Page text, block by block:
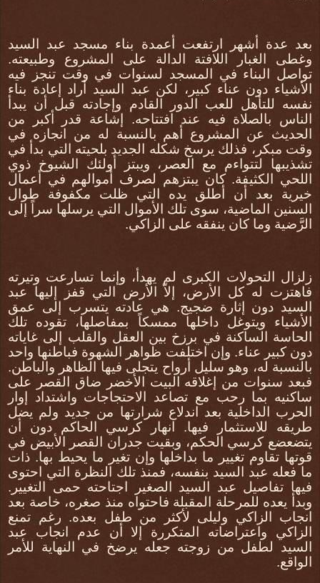
بعد عدة أشهر ارتفعت أعمدة بناء مسجد عبد السيد
وغطى الغبار اللافتة الدالة على المشروع وطبيعته.
تواصل البناء في المسجد لسنوات في وقت تنجز فيه
الأشياء دون عناء كبير، لكن عبد السيد أراد إعادة بناء
نفسه للتأهل للعب الدور القادم وإجادته قبل أن يبدأ
الناس بالصلاة فيه عند افتتاحه. إشاعة قدر أكبر من
الحديث عن المشروع أهم بالنسبة له من انجازه في
وقت مبكر، فذلك يرسخ شكله الجديد بلحيته التي بدأ في
تشذيبها لتتواءم مع العصر، ويبتز أولئك الشيوخ ذوي
اللحي الكثيفة. كان يبتزهم لصرف أموالهم في أعمال
خيرية بعد أن أطلق يده التي ظلت مكفوفة طوال
السنين الماضية، سوى تلك الأموال التي يرسلها سراً إلى
الرَّضية وما كان ينفقه على الزاكي.
زلزال التحولات الكبرى لم يهدأ، وإنما تسارعت وتيرته
فاهتزت له كل الأرض، إلاّ الأرض التي قفز إليها عبد
السيد دون إثارة ضجيج. هي عادته يتسرب إلى عمق
الأشياء ويتوغل داخلها ممسكاً بمفاصلها، تقوده تلك
الحاسة الساكنة في برزخ بين العقل والقلب إلى غاياته
دون كبير عناء. وإن اختلفت ظواهر الشهوة فباطنها واحد
بالنسبة له، وهو سليل أرواح يتجلى فيها الظاهر والباطن.
فبعد سنوات من إغلاقه البيت الأخضر ضاق القصر على
ساكنيه بما رحب مع تصاعد الاحتجاجات واشتداد إوار
الحرب الداخلية بعد اندلاع شرارتها من جديد ولم يضل
طريقه للاستثمار فيها. انهار كرسي الحاكم دون أن
يتضعضع كرسي الحكم، وبقيت جدران القصر الأبيض في
قوتها تقاوم تغيير ما بداخلها وإن تغير ما يحيط بها. ذات
ما فعله عبد السيد بنفسه، فمنذ تلك النظرة التي احتوى
فيها تفاصيل عبد السيد الصغير اجتاحته حمى التغيير.
وبدأ يعده للمرحلة المقبلة فاحتواه منذ صغره، خاصة بعد
انجاب الزاكي وليلى لأكثر من طفل بعده. رغم تمنع
الزاكي واعتراضاته المتكررة إلا أن عدم انجاب عبد
السيد لطفل من زوجته جعله يرضخ في النهاية للأمر
الواقع.